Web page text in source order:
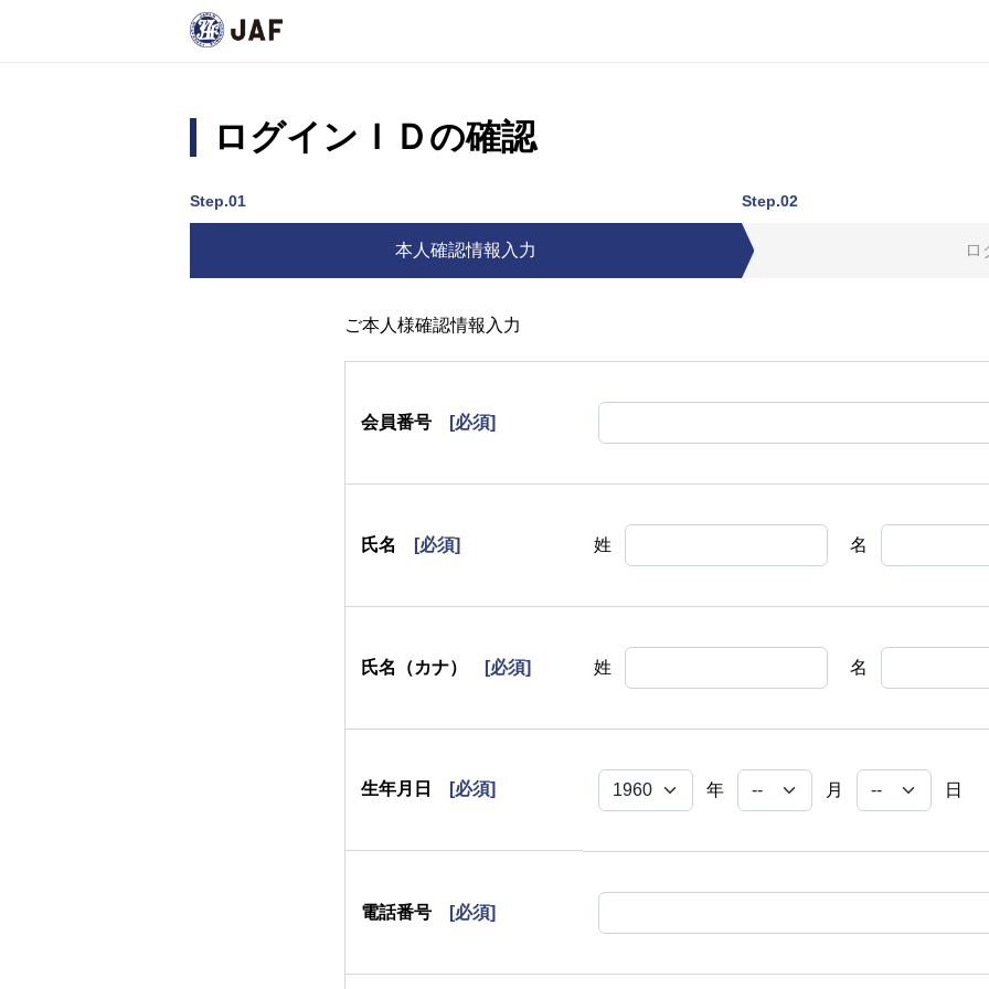
ログインＩＤの確認
Step.01
本人確認情報入力
Step.02
ロ
ご本人様確認情報入力
会員番号 [必須]
氏名 [必須] 姓 名
氏名（カナ） [必須] 姓 名
生年月日 [必須] 年 月 日
電話番号 [必須]